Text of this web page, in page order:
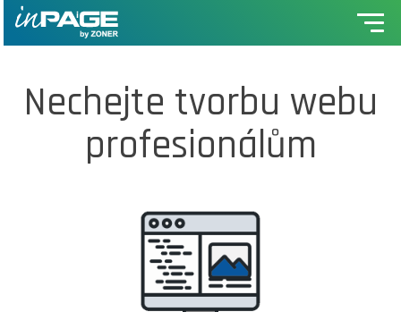
Nechejte tvorbu webu
profesionálům